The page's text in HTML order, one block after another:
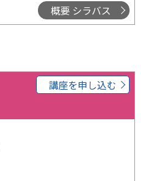
概要 シラバス
講座を申し込む